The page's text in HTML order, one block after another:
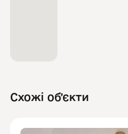
Схожі обʼєкти